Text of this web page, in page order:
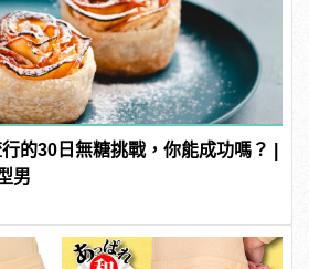
的30日無糖挑戰，你能成功嗎？ |
男